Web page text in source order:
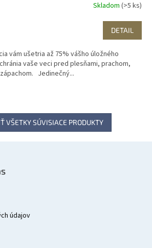
Skladom (>5 ks)
DETAIL
vám ušetria až 75% vášho úložného
vaše veci pred plesňami, prachom,
Jedinečný...
VŠETKY SÚVISIACE PRODUKTY
údajov